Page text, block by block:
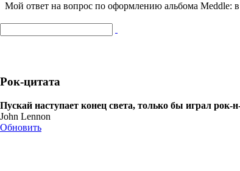
Мой ответ на вопрос по оформлению альбома Meddle:
Рок-цитата
Пускай наступает конец света, только бы играл рок-
John Lennon
Обновить